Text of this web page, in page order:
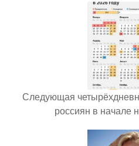
Следующая
россиян в начале